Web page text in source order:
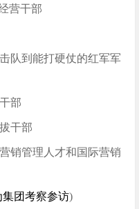
营干部
队到能打硬仗的红军军
部
干部
销管理人才和国际营销
集团考察参访)